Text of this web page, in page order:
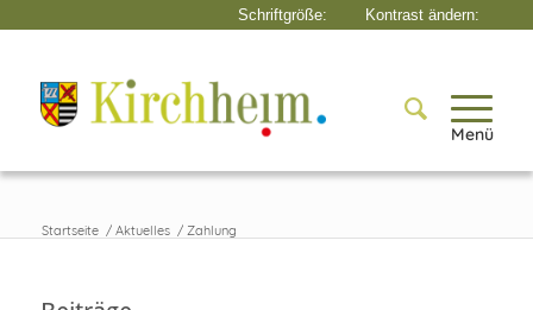
Menü
Startseite / Aktuelles / Zahlung